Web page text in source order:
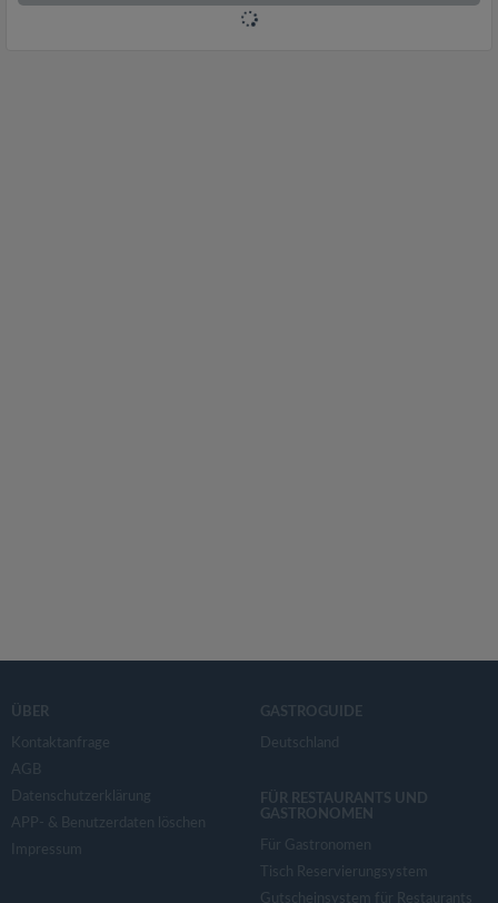
ÜBER
Kontaktanfrage
AGB
Datenschutzerklärung
APP- & Benutzerdaten löschen
Impressum
GASTROGUIDE
Deutschland
FÜR RESTAURANTS UND
GASTRONOMEN
Für Gastronomen
Tisch Reservierungsystem
Gutscheinsystem für Restaurants